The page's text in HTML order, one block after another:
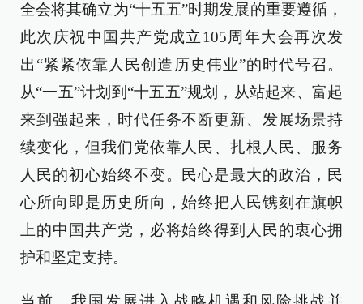
全会将其确立为“十五五”时期发展的重要遵循，
此次庆祝中国共产党成立105周年大会再次发
出“紧紧依靠人民创造历史伟业”的时代号召。
从“一五”计划到“十五五”规划，从站起来、富起
来到强起来，时代任务不断更新、发展场景持
续变化，但我们党依靠人民、扎根人民、服务
人民的初心始终不变。民心是最大的政治，民
心所向即是历史所向，始终把人民镌刻在旗帜
上的中国共产党，必将始终得到人民的衷心拥
护和坚定支持。